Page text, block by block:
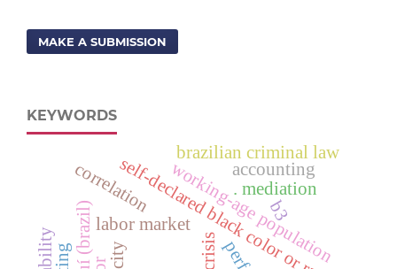
MAKE A SUBMISSION
KEYWORDS
self-declared black color or race
labor marketworking-age population
brazilian criminal law
. mediation
accounting
b3
correlation